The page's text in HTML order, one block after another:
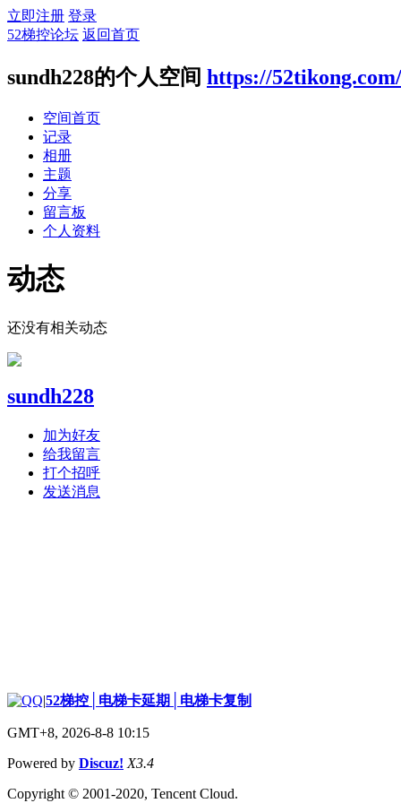
立即注册 登录
52梯控论坛 返回首页
sundh228的个人空间 https://
空间首页
记录
相册
主题
分享
留言板
个人资料
动态
还没有相关动态
sundh228
加为好友
给我留言
打个招呼
发送消息
|52梯控│电梯卡延期│电梯卡复制
GMT+8, 2026-8-8 10:15
Powered by Discuz! X3.4
Copyright © 2001-2020, Tencent Cloud.